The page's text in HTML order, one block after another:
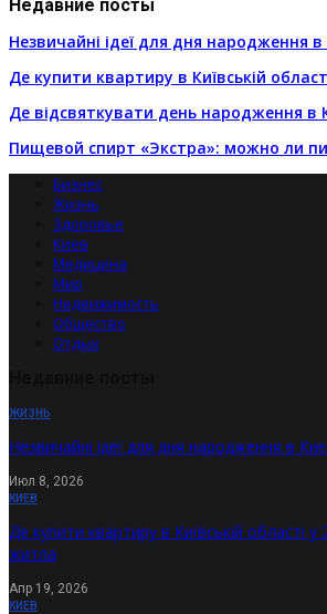
Недавние посты
Незвичайні ідеї для дня народження в
Де купити квартиру в Київській
Де відсвяткувати день народження в
Пищевой спирт «Экстра»: можно ли
Бизнес
Жизнь
Здоровье
Киев
Медицина
Мир
Недвижимость
Общество
Отдых
ЖИЗНЬ
Незвичайні ідеї для дня народження в
Июл 8, 2026
КИЕВ
Де купити квартиру в Київській області у
житла
Апр 19, 2026
КИЕВ